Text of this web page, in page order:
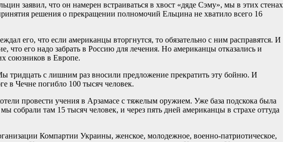
заявил, что он намерен встраиваться в хвост «дяде Сэму», мы в этих стенах
решения о прекращении полномочий Ельцина не хватило всего 16
его, что если американцы вторгнутся, то обязательно с ним расправятся. И
его надо забрать в Россию для лечения. Но американцы отказались и
союзников в Европе.
тридцать с лишним раз вносили предложение прекратить эту бойню. И
в Чечне погибло 100 тысяч человек.
провести учения в Арзамасе с тяжелым оружием. Уже база подскока была
там 15 тысяч человек, и через пять дней американцы в страхе оттуда
Компартии Украины, женское, молодежное, военно-патриотическое,